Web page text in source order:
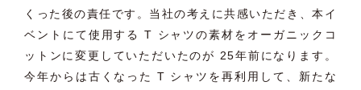
くった後の責任です。当社の考えに共感いただき、本イ
ベントにて使用する T シャツの素材をオーガニックコ
ットンに変更していただいたのが 25年前になります。
今年からは古くなった T シャツを再利用して、新たな